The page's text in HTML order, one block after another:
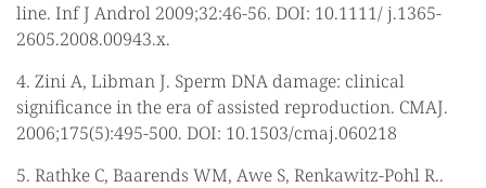
line. Inf J Androl 2009;32:46-56. DOI: 10.1111/ j.1365-
2605.2008.00943.x.
4. Zini A, Libman J. Sperm DNA damage: clinical
significance in the era of assisted reproduction. CMAJ.
2006;175(5):495-500. DOI: 10.1503/cmaj.060218
5. Rathke C, Baarends WM, Awe S, Renkawitz-Pohl R..